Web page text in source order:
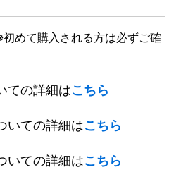
初めて購入される方は必ずご確
ての詳細はこちら
いての詳細はこちら
いての詳細はこちら